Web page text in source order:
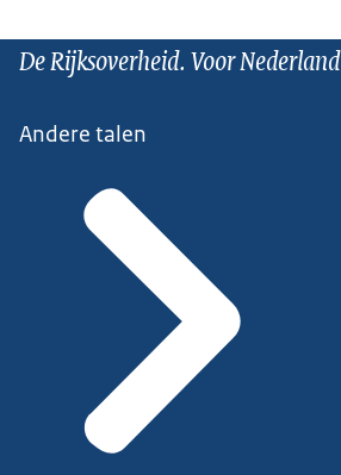
De Rijksoverheid. Voor Nederland
Andere talen